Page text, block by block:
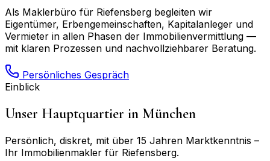
Als Maklerbüro für Riefensberg begleiten wir
Eigentümer, Erbengemeinschaften, Kapitalanleger und
Vermieter in allen Phasen der Immobilienvermittlung —
mit klaren Prozessen und nachvollziehbarer Beratung.
Persönliches Gespräch
Einblick
Unser Hauptquartier in München
Persönlich, diskret, mit über 15 Jahren Marktkenntnis –
Ihr Immobilienmakler für Riefensberg.